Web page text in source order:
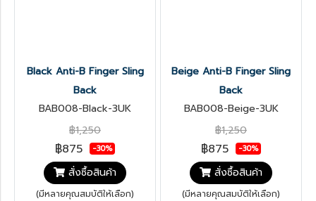
Black Anti-B Finger Sling
Back
BAB008-Black-3UK
฿1,250
฿875 -30%
สั่งซื้อสินค้า
(มีหลายคุณสมบัติให้เลือก)
Beige Anti-B Finger Sling
Back
BAB008-Beige-3UK
฿1,250
฿875 -30%
สั่งซื้อสินค้า
(มีหลายคุณสมบัติให้เลือก)